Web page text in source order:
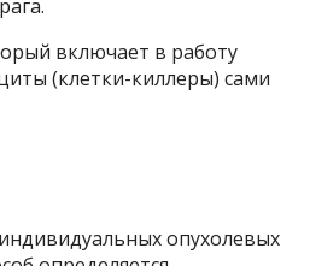
включает в работу
(клетки-киллеры) сами
опухолевых